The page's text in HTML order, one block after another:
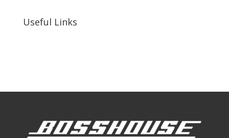
Useful Links